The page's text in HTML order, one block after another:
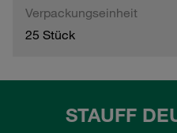
Verpackungseinheit
25 Stück
STAUFF